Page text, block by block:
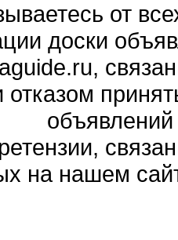
от
доски
отказом
на нашем